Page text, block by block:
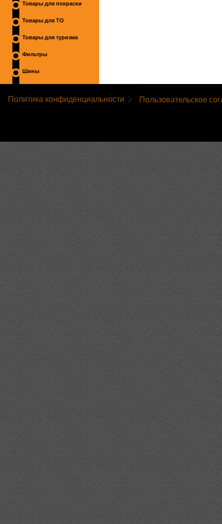
Товары для покраски
Товары для ТО
Товары для туризма
Фильтры
Шины
Политика конфиденциальности Пользовательское